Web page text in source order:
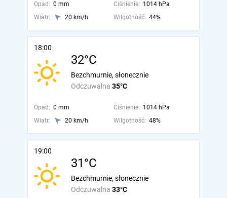
Opad: 0 mm Ciśnienie: 1014 hPa
Wiatr:
20 km/h Wilgotność: 44%
18:00
32°C
Odczuwalna 35°C
Bezchmurnie, słonecznie
Opad: 0 mm Ciśnienie: 1014 hPa
Wiatr:
20 km/h Wilgotność: 48%
19:00
31°C
Odczuwalna 33°C
Bezchmurnie, słonecznie